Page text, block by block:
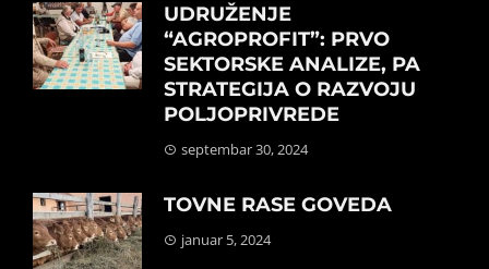
UDRUŽENJE
“AGROPROFIT”: PRVO
SEKTORSKE ANALIZE, PA
STRATEGIJA O RAZVOJU
POLJOPRIVREDE
septembar 30, 2024
TOVNE RASE GOVEDA
januar 5, 2024